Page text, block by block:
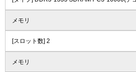
メモリ
[スロット数] 2
メモリ